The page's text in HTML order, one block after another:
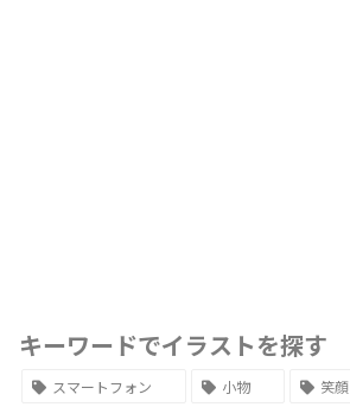
キーワードでイラストを探す
スマートフォン 小物 笑顔